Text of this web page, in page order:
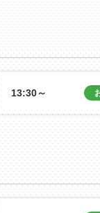
13:30～